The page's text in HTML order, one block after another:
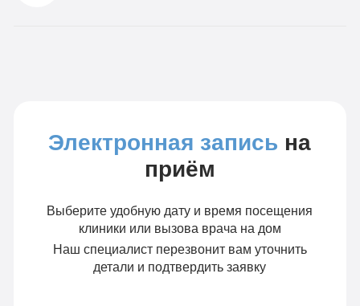
Электронная запись на
приём
Выберите удобную дату и время посещения
клиники или вызова врача на дом
Наш специалист перезвонит вам уточнить
детали и подтвердить заявку